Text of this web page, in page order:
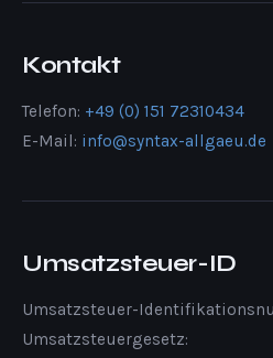
Kontakt
Telefon: +49 (0) 151 72310434
E-Mail: info@syntax-allgaeu.de
Umsatzsteuer-ID
Umsatzsteuer-
Umsatzsteuergesetz: